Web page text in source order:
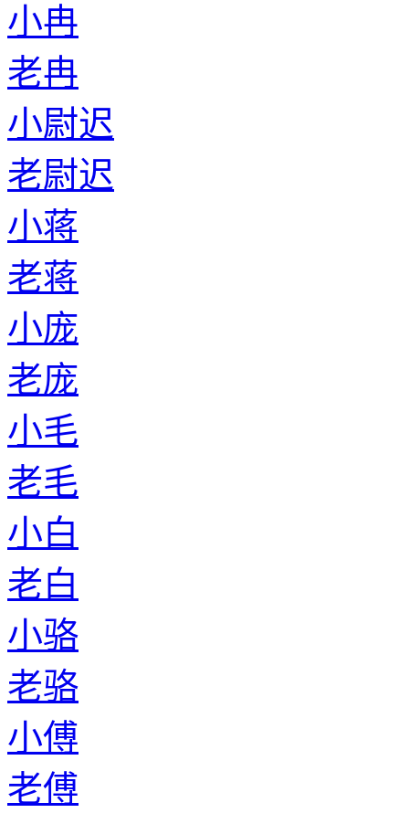
小冉
老冉
小尉迟
老尉迟
小蒋
老蒋
小庞
老庞
小毛
老毛
小白
老白
小骆
老骆
小傅
老傅